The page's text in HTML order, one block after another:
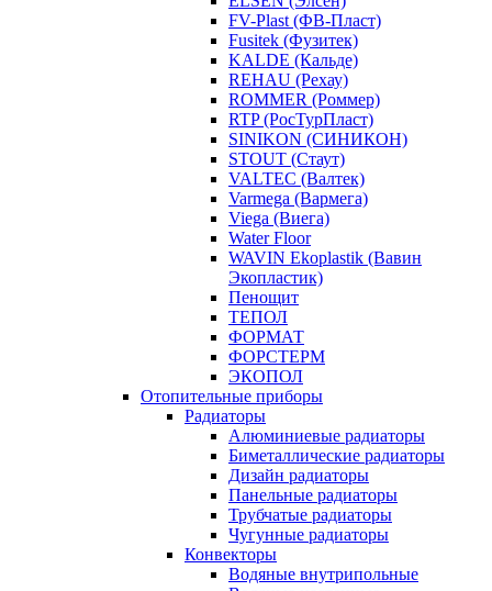
FV-Plast (ФВ-Пласт)
Fusitek (Фузитек)
KALDE (Кальде)
REHAU (Рехау)
ROMMER (Роммер)
RTP (РосТурПласт)
SINIKON (СИНИКОН)
STOUT (Стаут)
VALTEC (Валтек)
Varmega (Вармега)
Viega (Виега)
Water Floor
WAVIN Ekoplastik (Вавин
Экопластик)
Пенощит
ТЕПОЛ
ФОРМАТ
ФОРСТЕРМ
ЭКОПОЛ
Отопительные приборы
Радиаторы
Алюминиевые радиаторы
Биметаллические радиаторы
Дизайн радиаторы
Панельные радиаторы
Трубчатые радиаторы
Чугунные радиаторы
Конвекторы
Водяные внутрипольные